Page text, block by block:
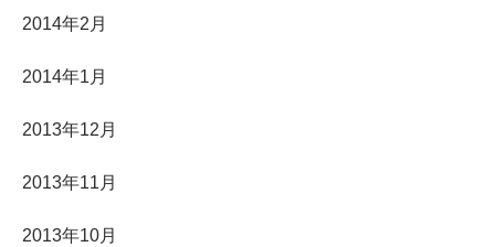
2014年2月
2014年1月
2013年12月
2013年11月
2013年10月